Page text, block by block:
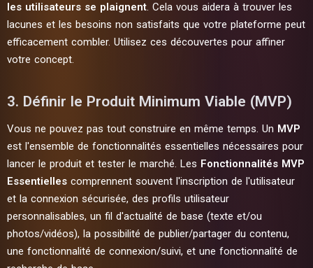
les utilisateurs se plaignent. Cela vous aidera à trouver les
lacunes et les besoins non satisfaits que votre plateforme peut
efficacement combler. Utilisez ces découvertes pour affiner
votre concept.
3. Définir le Produit Minimum Viable (MVP)
Vous ne pouvez pas tout construire en même temps. Un MVP
est l'ensemble de fonctionnalités essentielles nécessaires pour
lancer le produit et tester le marché. Les Fonctionnalités MVP
Essentielles comprennent souvent l'inscription de l'utilisateur
et la connexion sécurisée, des profils utilisateur
personnalisables, un fil d'actualité de base (texte et/ou
photos/vidéos), la possibilité de publier/partager du contenu,
une fonctionnalité de connexion/suivi, et une fonctionnalité de